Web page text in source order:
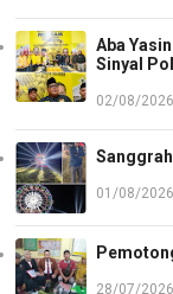
Aba
Sinyal
02/08/2026
01/08/2026
28/07/2026